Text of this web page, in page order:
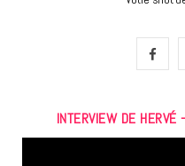
F
c
INTERVIEW DE HERVÉ